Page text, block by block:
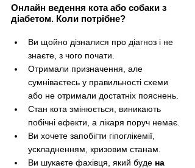
Онлайн ведення кота або собаки з
діабетом. Коли потрібне?
Ви щойно дізналися про діагноз і не
знаєте, з чого почати.
Отримали призначення, але
сумніваєтесь у правильності схеми
або не отримали достатніх пояснень.
Стан кота змінюється, виникають
побічні ефекти, а лікаря поруч немає.
Ви хочете запобігти гіпоглікемії,
ускладненням, кризовим станам.
Ви шукаєте фахівця, який буде на